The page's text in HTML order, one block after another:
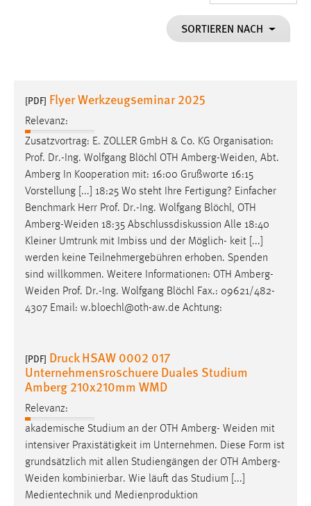
SORTIEREN NACH
[PDF] Flyer Werkzeugseminar 2025
Relevanz:
Zusatzvortrag: E. ZOLLER GmbH & Co. KG Organisation:
Prof. Dr.-Ing. Wolfgang Blöchl OTH Amberg-Weiden, Abt.
Amberg In Kooperation mit: 16:00 Grußworte 16:15
Vorstellung [...] 18:25 Wo steht Ihre Fertigung? Einfacher
Benchmark Herr Prof. Dr.-Ing. Wolfgang Blöchl, OTH
Amberg-Weiden 18:35 Abschlussdiskussion Alle 18:40
Kleiner Umtrunk mit Imbiss und der Möglich- keit [...]
werden keine Teilnehmergebühren erhoben. Spenden
sind willkommen. Weitere Informationen: OTH Amberg-
Weiden Prof. Dr.-Ing. Wolfgang Blöchl Fax.: 09621/482-
4307 Email: w.bloechl@oth-aw.de Achtung:
[PDF] Druck HSAW 0002 017
Unternehmensroschuere Duales Studium
Amberg 210x210mm WMD
Relevanz:
akademische Studium an der OTH Amberg- Weiden mit
intensiver Praxistätigkeit im Unternehmen. Diese Form ist
grundsätzlich mit allen Studiengängen der OTH Amberg-
Weiden kombinierbar. Wie läuft das Studium [...]
Medientechnik und Medienproduktion
Performance
Name:
staticfilecache
Zweck:
Für performante Seitenauslieferung wird in diesem Cookie
gespeichert, ob man eingeloggt ist.
Sprachpräferenz
Name:
site-language-preference
Zweck:
Das Cookie speichert die gewählte Sprache der Website.
30 Tage
Chat
Name:
chat-frame-style-5e9dbeb1811c0446
Zweck:
Wird benötigt um die Chatfunktion nutzen zu können.